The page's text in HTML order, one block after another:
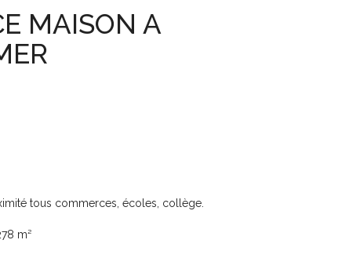
MAISON A
tous commerces, écoles, collège.
m²